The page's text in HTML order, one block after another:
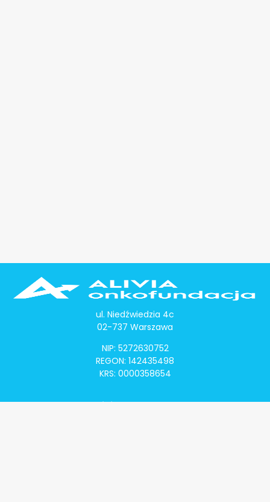
ul. Niedźwiedzia 4c
02-737 Warszawa
NIP: 5272630752
REGON: 142435498
KRS: 0000358654
Alivia Onkomapa